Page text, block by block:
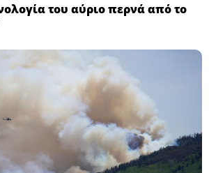
του αύριο περνά από το